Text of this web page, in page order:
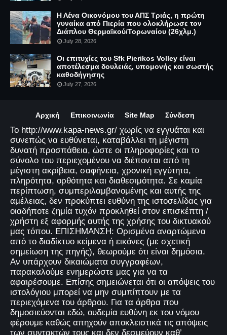
Η Λένα Οικονόμου του ΑΠΣ Τριάς, η πρώτη
γυναίκα από Πιερία που ολοκλήρωσε τον
Διάπλου Θερμαϊκού/Τορωναίου (26χλμ.)
July 28, 2026
Οι επιτυχίες του Sfk Pierikos Volley είναι
αποτέλεσμα δουλειάς, υπομονής και σωστής
καθοδήγησης
July 27, 2026
Αρχική Επικοινωνία Site Map Σύνδεση
Το http://www.kapa-news.gr/ χωρίς να εγγυάται και
συνεπώς να ευθύνεται, καταβάλλει τη μέγιστη
δυνατή προσπάθεια, ώστε οι πληροφορίες και το
σύνολο του περιεχομένου να διέπονται από τη
μέγιστη ακρίβεια, σαφήνεια, χρονική εγγύτητα,
πληρότητα, ορθότητα και διαθεσιμότητα. Σε καμία
περίπτωση, συμπεριλαμβανομένης και αυτής της
αμέλειας, δεν προκύπτει ευθύνη της ιστοσελίδας για
οιαδήποτε ζημία τυχόν προκληθεί στον επισκέπτη /
χρήστη εξ αφορμής αυτής της χρήσης του δικτυακού
μας τόπου. ΕΠΙΣΗΜΑΝΣΗ: Ορισμένα αναρτώμενα
από το διαδίκτυο κείμενα ή εικόνες (με σχετική
σημείωση της πηγής), θεωρούμε ότι είναι δημόσια.
Αν υπάρχουν δικαιώματα συγγραφέων,
παρακαλούμε ενημερώστε μας για να τα
αφαιρέσουμε. Επίσης σημειώνεται ότι οι απόψεις του
ιστολόγιου μπορεί να μην συμπίπτουν με τα
περιεχόμενα του άρθρου. Για τα άρθρα που
δημοσιεύονται εδώ, ουδεμία ευθύνη εκ του νόμου
φέρουμε καθώς απηχούν αποκλειστικά τις απόψεις
των συντακτών τους και δεν δεσμεύουν καθ’